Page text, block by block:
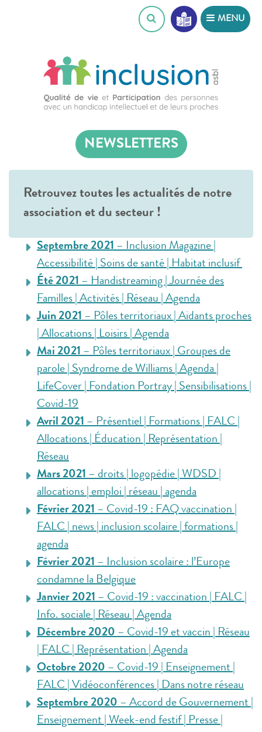
MENU
NEWSLETTERS
Retrouvez toutes les actualités de notre
association et du secteur !
Septembre 2021– Inclusion Magazine |
Accessibilité | Soins de santé | Habitat inclusif
Été 2021– Handistreaming | Journée des
Familles | Activités | Réseau | Agenda
Juin 2021– Pôles territoriaux | Aidants proches
| Allocations | Loisirs | Agenda
Mai 2021– Pôles territoriaux | Groupes de
parole | Syndrome de Williams | Agenda |
LifeCover | Fondation Portray | Sensibilisations |
Covid-19
Avril 2021– Présentiel | Formations | FALC |
Allocations | Éducation | Représentation |
Réseau
Mars 2021– droits | logopédie | WDSD |
allocations | emploi | réseau | agenda
Février 2021– Covid-19 : FAQ vaccination |
FALC | news | inclusion scolaire | formations |
agenda
Février 2021– Inclusion scolaire : l’Europe
condamne la Belgique
Janvier 2021– Covid-19 : vaccination | FALC |
Info. sociale | Réseau | Agenda
Décembre 2020– Covid-19 et vaccin | Réseau
| FALC | Représentation | Agenda
Octobre 2020– Covid-19 | Enseignement |
FALC | Vidéoconférences | Dans notre réseau
Septembre 2020– Accord de Gouvernement |
Enseignement | Week-end festif | Presse |